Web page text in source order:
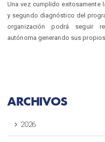
Una vez cumplido exitosamente
y segundo diagnóstico del
organización podrá seguir
autónoma generando sus
ARCHIVOS
2026